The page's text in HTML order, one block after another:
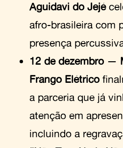
Aguidavi do Jejé
afro-brasileira com
presença
12 de dezembro—
Frango Elétrico
a parceria que já
atenção em
incluindo a